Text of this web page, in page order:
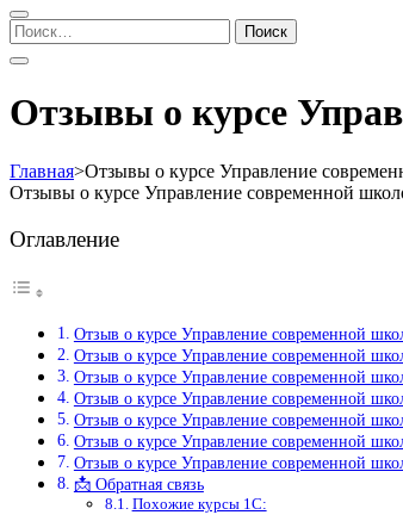
Найти:
Отзывы о курсе
Главная>Отзывы о курсе Управление
Отзывы о курсе Управление современной
Оглавление
Отзыв о курсе Управление современной
Отзыв о курсе Управление современной
Отзыв о курсе Управление современной
Отзыв о курсе Управление современной
Отзыв о курсе Управление современной
Отзыв о курсе Управление современной
Отзыв о курсе Управление современной
📩 Обратная связь
Похожие курсы 1С: